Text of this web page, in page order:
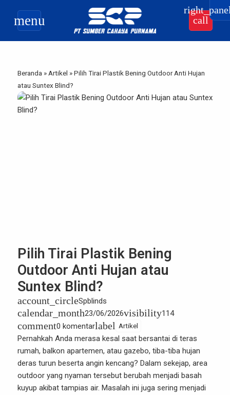
menu call
Beranda » Artikel »Pilih Tirai Plastik Bening Outdoor Anti Hujan
atau Suntex Blind?
Pilih Tirai Plastik Bening
Outdoor Anti Hujan atau
Suntex Blind?
account_circleSpblinds
calendar_month23/06/2026visibility114
comment0 komentarlabel Artikel
Pernahkah Anda merasa kesal saat bersantai di teras
rumah, balkon apartemen, atau gazebo, tiba-tiba hujan
deras turun beserta angin kencang? Dalam sekejap, area
outdoor yang nyaman tersebut berubah menjadi basah
kuyup akibat tampias air. Masalah ini juga sering menjadi